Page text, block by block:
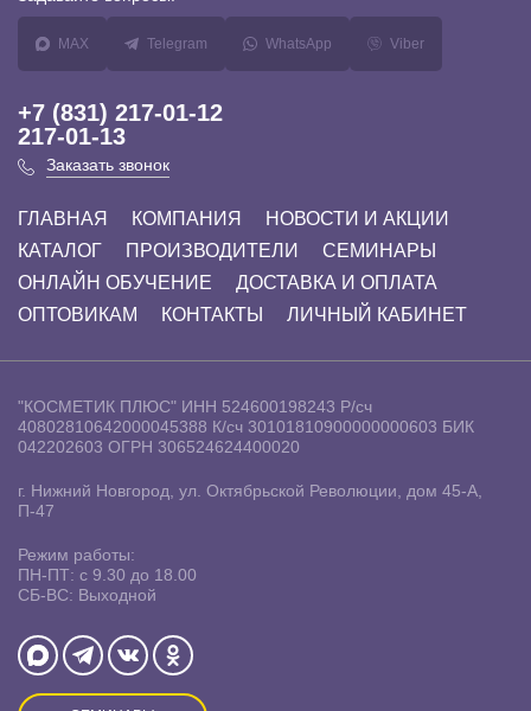
MAX Telegram WhatsApp Viber
+7 (831) 217-01-12
217-01-13
Заказать звонок
ГЛАВНАЯ КОМПАНИЯ
НОВОСТИ И АКЦИИ
КАТАЛОГ
ПРОИЗВОДИТЕЛИ
СЕМИНАРЫ
ОНЛАЙН ОБУЧЕНИЕ
ДОСТАВКА И ОПЛАТА
ОПТОВИКАМ
КОНТАКТЫ ЛИЧНЫЙ КАБИНЕТ
"КОСМЕТИК ПЛЮС" ИНН 524600198243 Р/сч
40802810642000045388 К/сч 30101810900000000603 БИК
042202603 ОГРН 306524624400020
г. Нижний Новгород, ул. Октябрьской Революции, дом 45-А,
П-47
Режим работы:
ПН-ПТ: с 9.30 до 18.00
СБ-ВС: Выходной